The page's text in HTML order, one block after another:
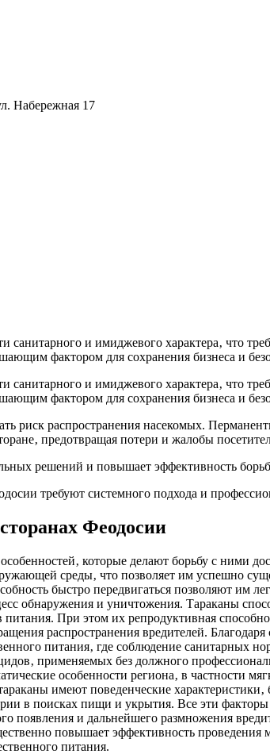
Набережная 17
и имиджевого характера‚ что
фактором для сохранения бизнеса и
и имиджевого характера‚ что
фактором для сохранения бизнеса и
риск распространения насекомых.
предотвращая потери и жалобы
решений и повышает эффективность
требуют системного подхода и
Феодосии
которые делают борьбу с ними
среды‚ что позволяет им успешно
быстро передвигаться позволяют им
обнаружения и уничтожения. Тараканы
При этом их репродуктивная
распространения вредителей.
питания‚ где соблюдение
применяемых без должного
особенности региона‚ в частности
имеют поведенческие
в поисках пищи и укрытия. Все эти
появления и дальнейшего размножения
повышает эффективность
питания.